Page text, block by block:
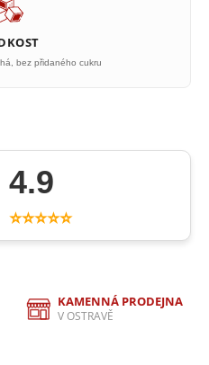
bez přidaného cukru
4.9
⭐⭐⭐⭐⭐
KAMENNÁ PRODEJNA
V OSTRAVĚ